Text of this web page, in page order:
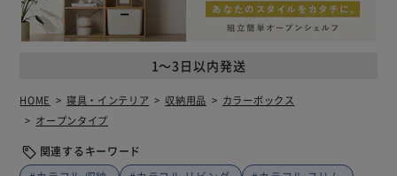
1～3日以内発送
HOME 寝具・インテリア 収納用品
カラーボックス
オープンタイプ
関連するキーワード